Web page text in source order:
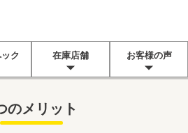
ク 在庫店舗 お客様の声
のメリット